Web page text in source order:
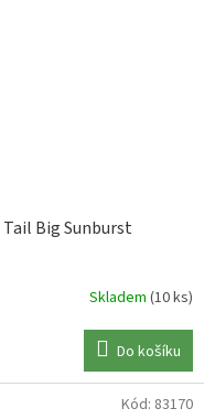
Tail Big Sunburst
Skladem (10 ks)
Do košíku
Kód: 83170